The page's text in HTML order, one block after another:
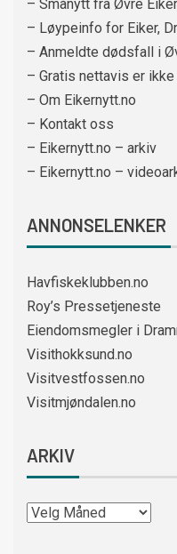
– Smånytt fra Øvre Eiker
– Løypeinfo for Eiker,
– Anmeldte dødsfall i
– Gratis nettavis er
– Om Eikernytt.no
– Kontakt oss
– Eikernytt.no – arkiv
– Eikernytt.no –
ANNONSELENKER
Havfiskeklubben.no
Roy’s Pressetjeneste
Eiendomsmegler i
Visithokksund.no
Visitvestfossen.no
Visitmjøndalen.no
ARKIV